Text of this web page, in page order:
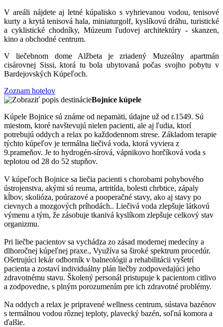
V areáli nájdete aj letné kúpalisko s vyhrievanou vodou, tenisové
kurty a krytá tenisová hala, miniaturgolf, kyslíkovú dráhu, turistické
a cyklistické chodníky, Múzeum ľudovej architektúry - skanzen,
kino a obchodné centrum.
V liečebnom dome Alžbeta je zriadený Muzeálny apartmán
cisárovnej Sissi, ktorá tu bola ubytovaná počas svojho pobytu v
Bardejovských Kúpeľoch.
Zoznam hotelov
Bojnice kúpele
Kúpele Bojnice sú známe od nepamäti, údajne už od r.1549. Sú
miestom, ktoré navštevujú nielen pacienti, ale aj ľudia, ktorí
potrebujú oddych a relax po každodennom strese. Základom terapie
týchto kúpeľov je termálna liečivá voda, ktorá vyviera z
9.prameňov. Je to hydrogén-sírová, vápnikovo horčíková voda s
teplotou od 28 do 52 stupňov.
V kúpeľoch Bojnice sa liečia pacienti s chorobami pohybového
ústrojenstva, akými sú reuma, artritída, bolesti chrbtice, zápaly
kĺbov, skolióza, poúrazové a pooperačné stavy, ako aj stavy po
cievnych a mozgových príhodách.. Liečivá voda zlepšuje látkovú
výmenu a tým, že zásobuje tkanivá kyslíkom zlepšuje celkový stav
organizmu.
Pri liečbe pacientov sa vychádza zo zásad modernej medecíny a
dlhoročnej kúpeľnej praxe., Využíva sa široké spektrum procedúr.
Ošetrujúci lekár odborník v balneológii a rehabilitácii vyšetrí
pacienta a zostaví individuálny plán liečby zodpovedajúci jeho
zdravotnému stavu. Školený personál pristupuje k pacientom citlivo
a zodpovedne, s plným porozumením pre ich zdravotné problémy.
Na oddych a relax je pripravené wellness centrum, sústava bazénov
s termálnou vodou rôznej teploty, plavecký bazén, soľná komora a
ďalšie.